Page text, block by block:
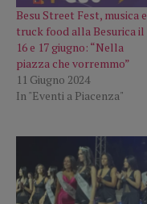
Besu Street Fest, musica e
truck food alla Besurica il
16 e 17 giugno: “Nella
piazza che vorremmo”
11 Giugno 2024
In "Eventi a Piacenza"